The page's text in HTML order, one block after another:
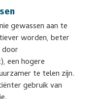
gewassen aan te
worden, beter
door
een hogere
te telen zijn.
gebruik van